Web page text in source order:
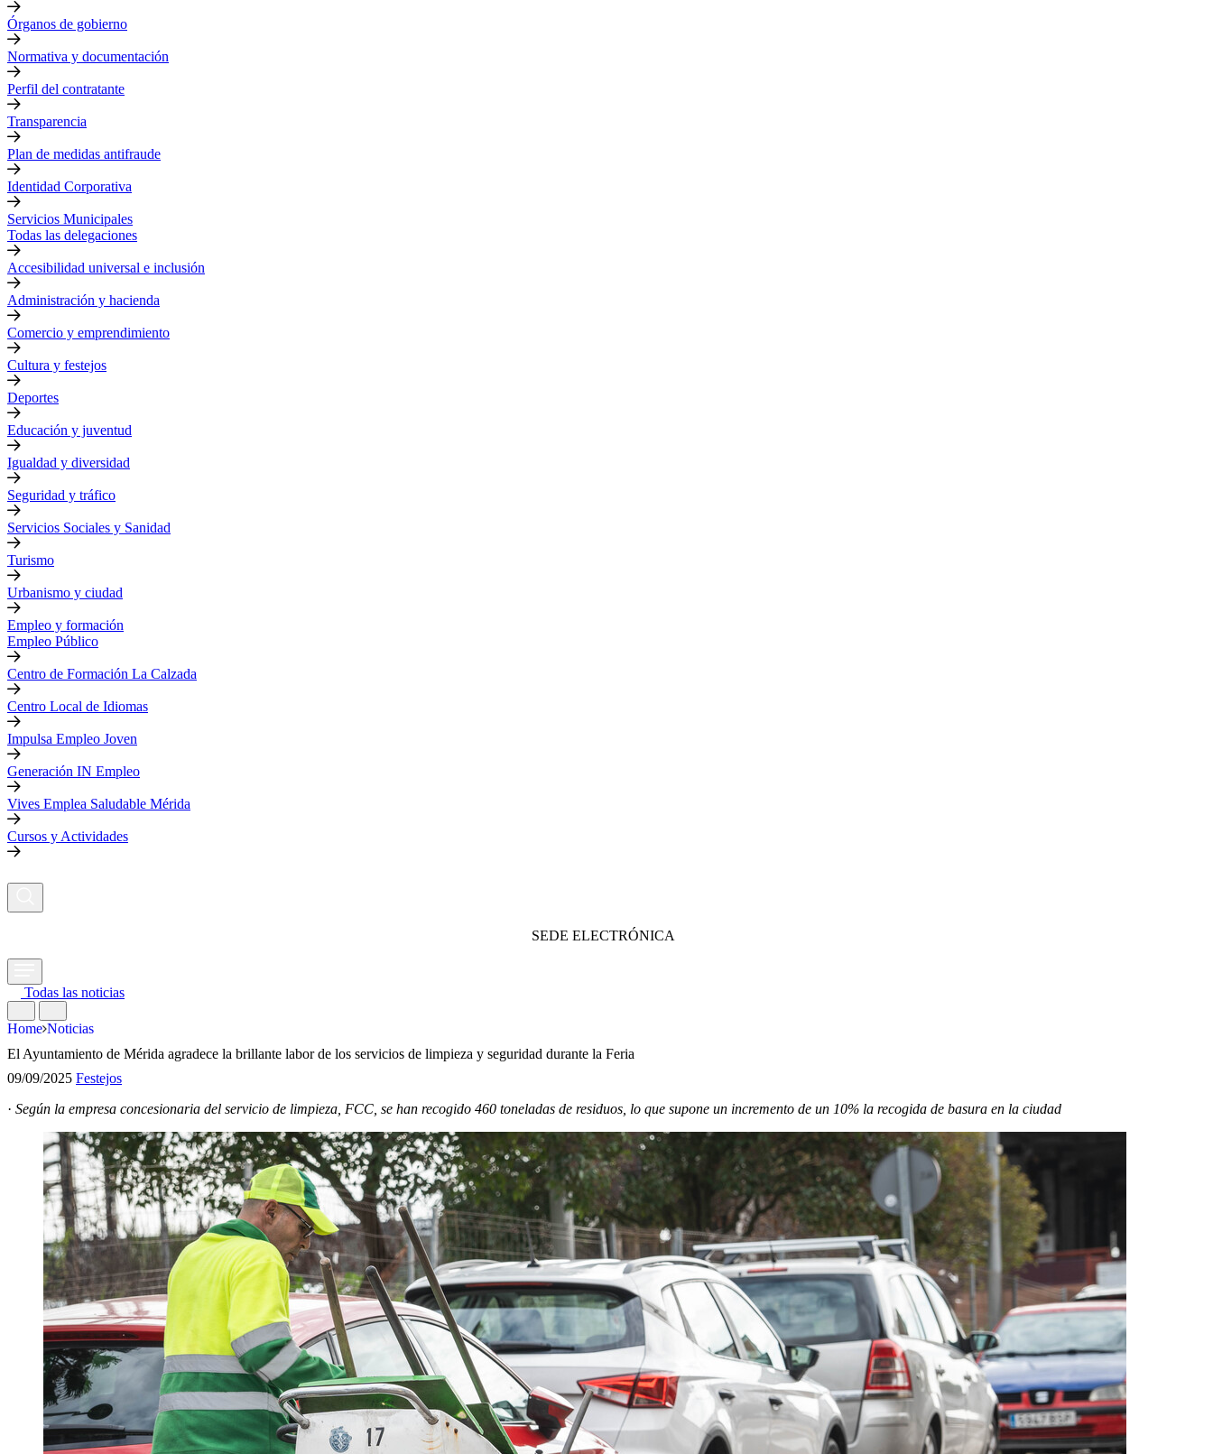
Órganos de gobierno
Normativa y documentación
Perfil del contratante
Transparencia
Plan de medidas antifraude
Identidad Corporativa
Servicios Municipales
Todas las delegaciones
Accesibilidad universal e inclusión
Administración y hacienda
Comercio y emprendimiento
Cultura y festejos
Deportes
Educación y juventud
Igualdad y diversidad
Seguridad y tráfico
Servicios Sociales y Sanidad
Turismo
Urbanismo y ciudad
Empleo y formación
Empleo Público
Centro de Formación La Calzada
Centro Local de Idiomas
Impulsa Empleo Joven
Generación IN Empleo
Vives Emplea Saludable Mérida
Cursos y Actividades
SEDE ELECTRÓNICA
Todas las noticias
Home Noticias
El Ayuntamiento de Mérida agradece la brillante labor de los servicios de limpieza y seguridad durante la Feria
09/09/2025 Festejos
· Según la empresa concesionaria del servicio de limpieza, FCC, se han recogido 460 toneladas de residuos, lo que supone un incremento de un 10% la recogida de basura en la ciudad